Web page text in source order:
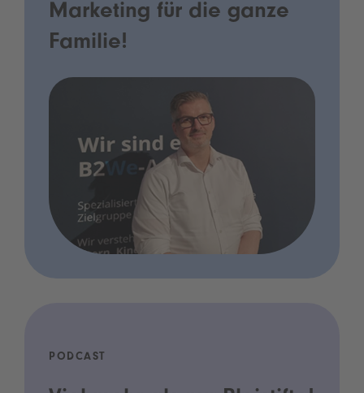
Marketing für die ganze
Familie!
PODCAST